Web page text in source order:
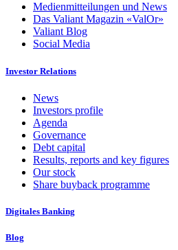
Medienmitteilungen und News
Das Valiant Magazin «ValOr»
Valiant Blog
Social Media
Investor Relations
News
Investors profile
Agenda
Governance
Debt capital
Results, reports and key figures
Our stock
Share buyback programme
Digitales Banking
Blog